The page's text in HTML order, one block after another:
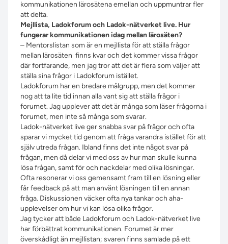
kommunikationen lärosätena emellan och uppmuntrar fler
att delta.
Mejllista, Ladokforum och Ladok-nätverket live. Hur
fungerar kommunikationen idag mellan lärosäten?
– Mentorslistan som är en mejllista för att ställa frågor
mellan lärosäten finns kvar och det kommer vissa frågor
där fortfarande, men jag tror att det är flera som väljer att
ställa sina frågor i Ladokforum istället.
Ladokforum har en bredare målgrupp, men det kommer
nog att ta lite tid innan alla vant sig att ställa frågor i
forumet. Jag upplever att det är många som läser frågorna i
forumet, men inte så många som svarar.
Ladok-nätverket live ger snabba svar på frågor och ofta
sparar vi mycket tid genom att fråga varandra istället för att
själv utreda frågan. Ibland finns det inte något svar på
frågan, men då delar vi med oss av hur man skulle kunna
lösa frågan, samt för och nackdelar med olika lösningar.
Ofta resonerar vi oss gemensamt fram till en lösning eller
får feedback på att man använt lösningen till en annan
fråga. Diskussionen väcker ofta nya tankar och aha-
upplevelser om hur vi kan lösa olika frågor.
Jag tycker att både Ladokforum och Ladok-nätverket live
har förbättrat kommunikationen. Forumet är mer
överskådligt än mejllistan; svaren finns samlade på ett